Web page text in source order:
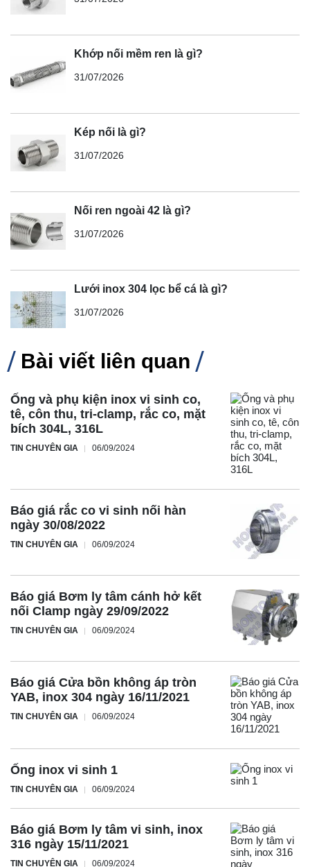
Khớp nối mềm ren là gì?
31/07/2026
Kép nối là gì?
31/07/2026
Nối ren ngoài 42 là gì?
31/07/2026
Lưới inox 304 lọc bể cá là gì?
31/07/2026
Bài viết liên quan
Ống và phụ kiện inox vi sinh co,
tê, côn thu, tri-clamp, rắc co, mặt
bích 304L, 316L
TIN CHUYÊN GIA 06/09/2024
Báo giá rắc co vi sinh nối hàn
ngày 30/08/2022
TIN CHUYÊN GIA 06/09/2024
Báo giá Bơm ly tâm cánh hở kết
nối Clamp ngày 29/09/2022
TIN CHUYÊN GIA 06/09/2024
Báo giá Cửa bồn không áp tròn
YAB, inox 304 ngày 16/11/2021
TIN CHUYÊN GIA 06/09/2024
Ống inox vi sinh 1
TIN CHUYÊN GIA 06/09/2024
Báo giá Bơm ly tâm vi sinh, inox
316 ngày 15/11/2021
TIN CHUYÊN GIA 06/09/2024